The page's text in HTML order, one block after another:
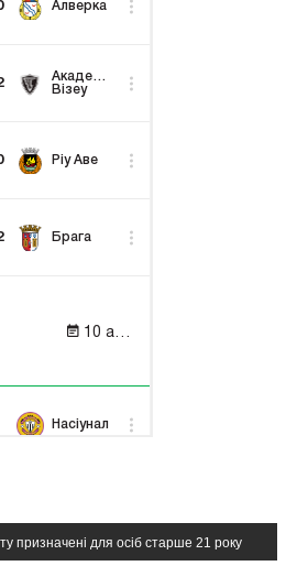
призначені для осіб старше 21 року